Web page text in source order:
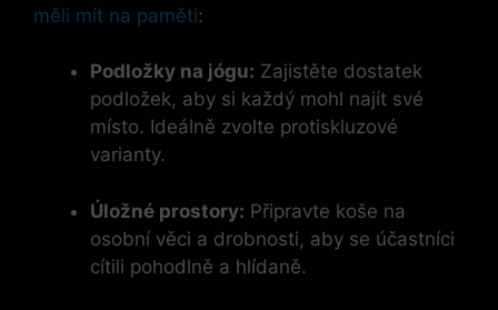
měli mít na paměti:
Podložky na jógu: Zajistěte dostatek
podložek, aby si každý mohl najít své
místo. Ideálně zvolte protiskluzové
varianty.
Úložné prostory: Připravte koše na
osobní věci a drobnosti, aby se účastníci
cítili pohodlně a hlídaně.